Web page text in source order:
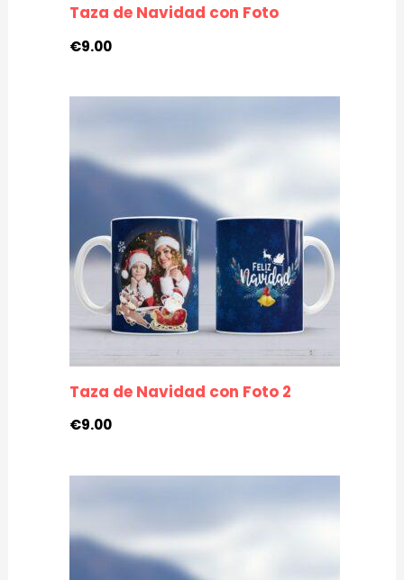
Taza de Navidad con Foto
€9.00
Taza de Navidad con Foto 2
€9.00